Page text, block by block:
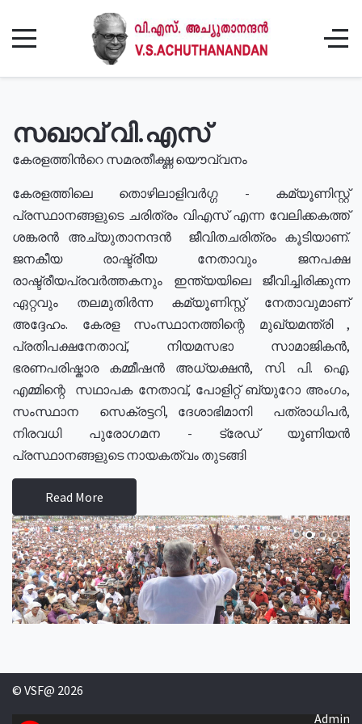
സഖാവ് വി.എസ്
കേരളത്തിൻറെ സമരതീക്ഷ്ണ യൌവ്വനം
കേരളത്തിലെ തൊഴിലാളിവർഗ്ഗ - കമ്യൂണിസ്റ്റ്
പ്രസ്ഥാനങ്ങളുടെ ചരിത്രം വിഎസ് എന്ന വേലിക്കകത്ത്
ശങ്കരൻ അച്യുതാനന്ദൻ ജീവിതചരിത്രം കൂടിയാണ്.
ജനകീയ രാഷ്ട്രീയ നേതാവും ജനപക്ഷ
രാഷ്ട്രീയപ്രവർത്തകനും ഇന്ത്യയിലെ ജീവിച്ചിരിക്കുന്ന
ഏറ്റവും തലമുതിർന്ന കമ്യൂണിസ്റ്റ് നേതാവുമാണ്
അദ്ദേഹം. കേരള സംസ്ഥാനത്തിന്റെ മുഖ്യമന്ത്രി ,
പ്രതിപക്ഷനേതാവ്, നിയമസഭാ സാമാജികൻ,
ഭരണപരിഷ്കാര കമ്മീഷൻ അധ്യക്ഷൻ, സി. പി. ഐ.
എമ്മിന്റെ സഥാപക നേതാവ്, പോളിറ്റ് ബ്യുറോ അംഗം,
സംസ്ഥാന സെക്രട്ടറി, ദേശാഭിമാനി പത്രാധിപർ,
നിരവധി പുരോഗമന - ട്രേഡ് യൂണിയൻ
പ്രസ്ഥാനങ്ങളുടെ നായകത്വം തുടങ്ങി
Read More
© VSF@ 2026
Admin